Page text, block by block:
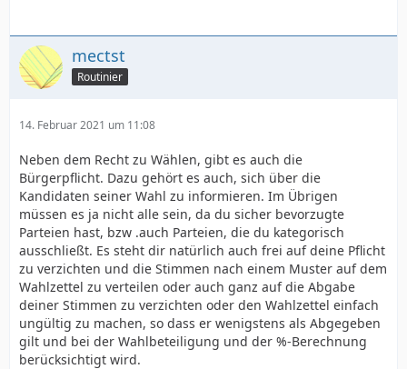
mectst
Routinier
14. Februar 2021 um 11:08
Neben dem Recht zu Wählen, gibt es auch die
Bürgerpflicht. Dazu gehört es auch, sich über die
Kandidaten seiner Wahl zu informieren. Im Übrigen
müssen es ja nicht alle sein, da du sicher bevorzugte
Parteien hast, bzw .auch Parteien, die du kategorisch
ausschließt. Es steht dir natürlich auch frei auf deine Pflicht
zu verzichten und die Stimmen nach einem Muster auf dem
Wahlzettel zu verteilen oder auch ganz auf die Abgabe
deiner Stimmen zu verzichten oder den Wahlzettel einfach
ungültig zu machen, so dass er wenigstens als Abgegeben
gilt und bei der Wahlbeteiligung und der %-Berechnung
berücksichtigt wird.